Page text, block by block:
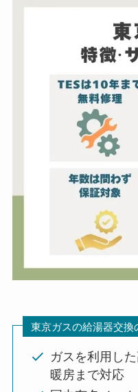
東京ガスの給湯器交換
ガスを利用し
暖房まで対応